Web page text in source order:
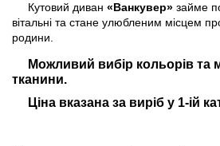
Кутовий диван «Ванкувер»займе
вітальні та стане улюбленим місцем
родини.
Можливий вибір кольорів та
тканини.
Ціна вказана за виріб у 1-ій